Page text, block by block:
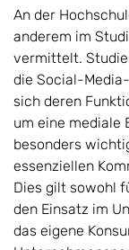
An der
anderem im
vermittelt.
die Social-
sich deren
um eine mediale
besonders
essenziellen
Dies gilt sowohl
den Einsatz im
das eigene